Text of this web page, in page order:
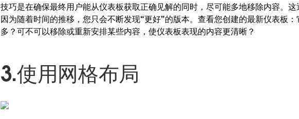
技巧是在确保最终用户能从仪表板获取正确见解的同时，尽可能多地移除内容。
因为随着时间的推移，您只会不断发现“更好”的版本。查看您创建的最新仪表板
多？可不可以移除或重新安排某些内容，使仪表板表现的内容更清晰？
3.使用网格布局